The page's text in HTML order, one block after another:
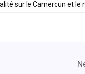
sur le Cameroun et le